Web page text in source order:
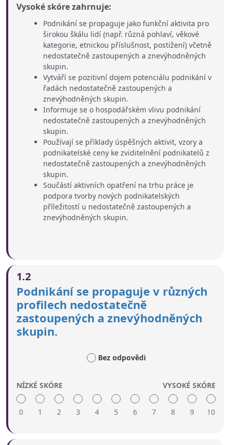
Vysoké skóre zahrnuje:
Podnikání se propaguje jako funkční aktivita pro
širokou škálu lidí (např. různá pohlaví, věkové
kategorie, etnickou příslušnost, postižení) včetně
nedostatečně zastoupených a znevýhodněných
skupin.
Vytváří se pozitivní dojem potenciálu podnikání v
řadách nedostatečně zastoupených a
znevýhodněných skupin.
Informuje se o hospodářském vlivu podnikání
nedostatečně zastoupených a znevýhodněných
skupin.
Používají se příklady úspěšných aktivit, vzory a
podnikatelské ceny ke zviditelnění podnikatelů z
nedostatečně zastoupených a znevýhodněných
skupin.
Součástí aktivních opatření na trhu práce je
podpora tvorby nových podnikatelských
příležitostí u nedostatečně zastoupených a
znevýhodněných skupin.
1.2
Podnikání se propaguje v různých
profilech nedostatečně
zastoupených a znevýhodněných
skupin.
Bez odpovědi
NÍZKÉ SKÓRE
0 1 2 3 4 5 6 7 8 9
VYSOKÉ SKÓRE
10